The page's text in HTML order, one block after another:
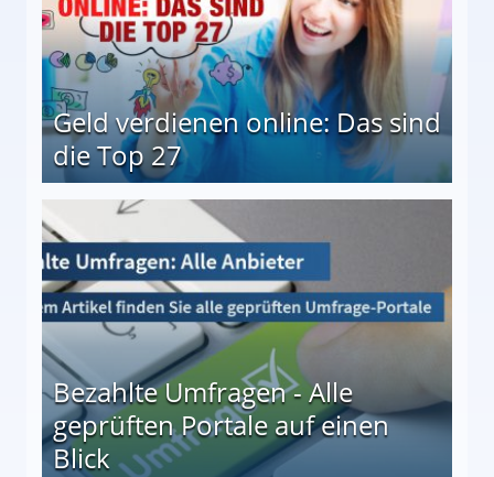
Geld verdienen online: Das sind
die Top 27
Bezahlte Umfragen - Alle
geprüften Portale auf einen
Blick